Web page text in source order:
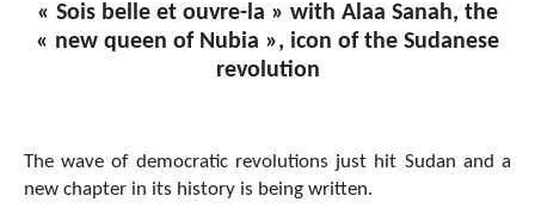
« Sois belle et ouvre-la » with Alaa Sanah, the
« new queen of Nubia », icon of the Sudanese
revolution
The wave of democratic revolutions just hit Sudan and a
new chapter in its history is being written.